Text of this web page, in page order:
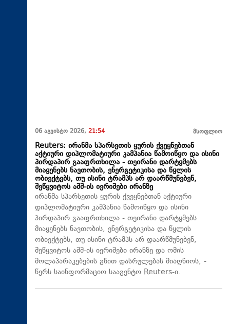
06 აგვისტო 2026, 21:54 მსოფლიო
Reuters: ირანმა სპარსეთის ყურის ქვეყნებთან
აქტიური დიპლომატიური კამპანია წამოიწყო და ისინი
პირდაპირ გააფრთხილა - თეირანი დარტყმებს
მიაყენებს ნავთობის, ენერგეტიკისა და წყლის
ობიექტებს, თუ ისინი ტრამპს არ დაარწმუნებენ,
შეწყვიტოს აშშ-ის იერიშები ირანზე
ირანმა სპარსეთის ყურის ქვეყნებთან აქტიური
დიპლომატიური კამპანია წამოიწყო და ისინი
პირდაპირ გააფრთხილა - თეირანი დარტყმებს
მიაყენებს ნავთობის, ენერგეტიკისა და წყლის
ობიექტებს, თუ ისინი ტრამპს არ დაარწმუნებენ,
შეწყვიტოს აშშ-ის იერიშები ირანზე და ომის
მოლაპარაკებების გზით დასრულებას მიაღწიოს, -
წერს საინფორმაციო სააგენტო Reuters-ი.